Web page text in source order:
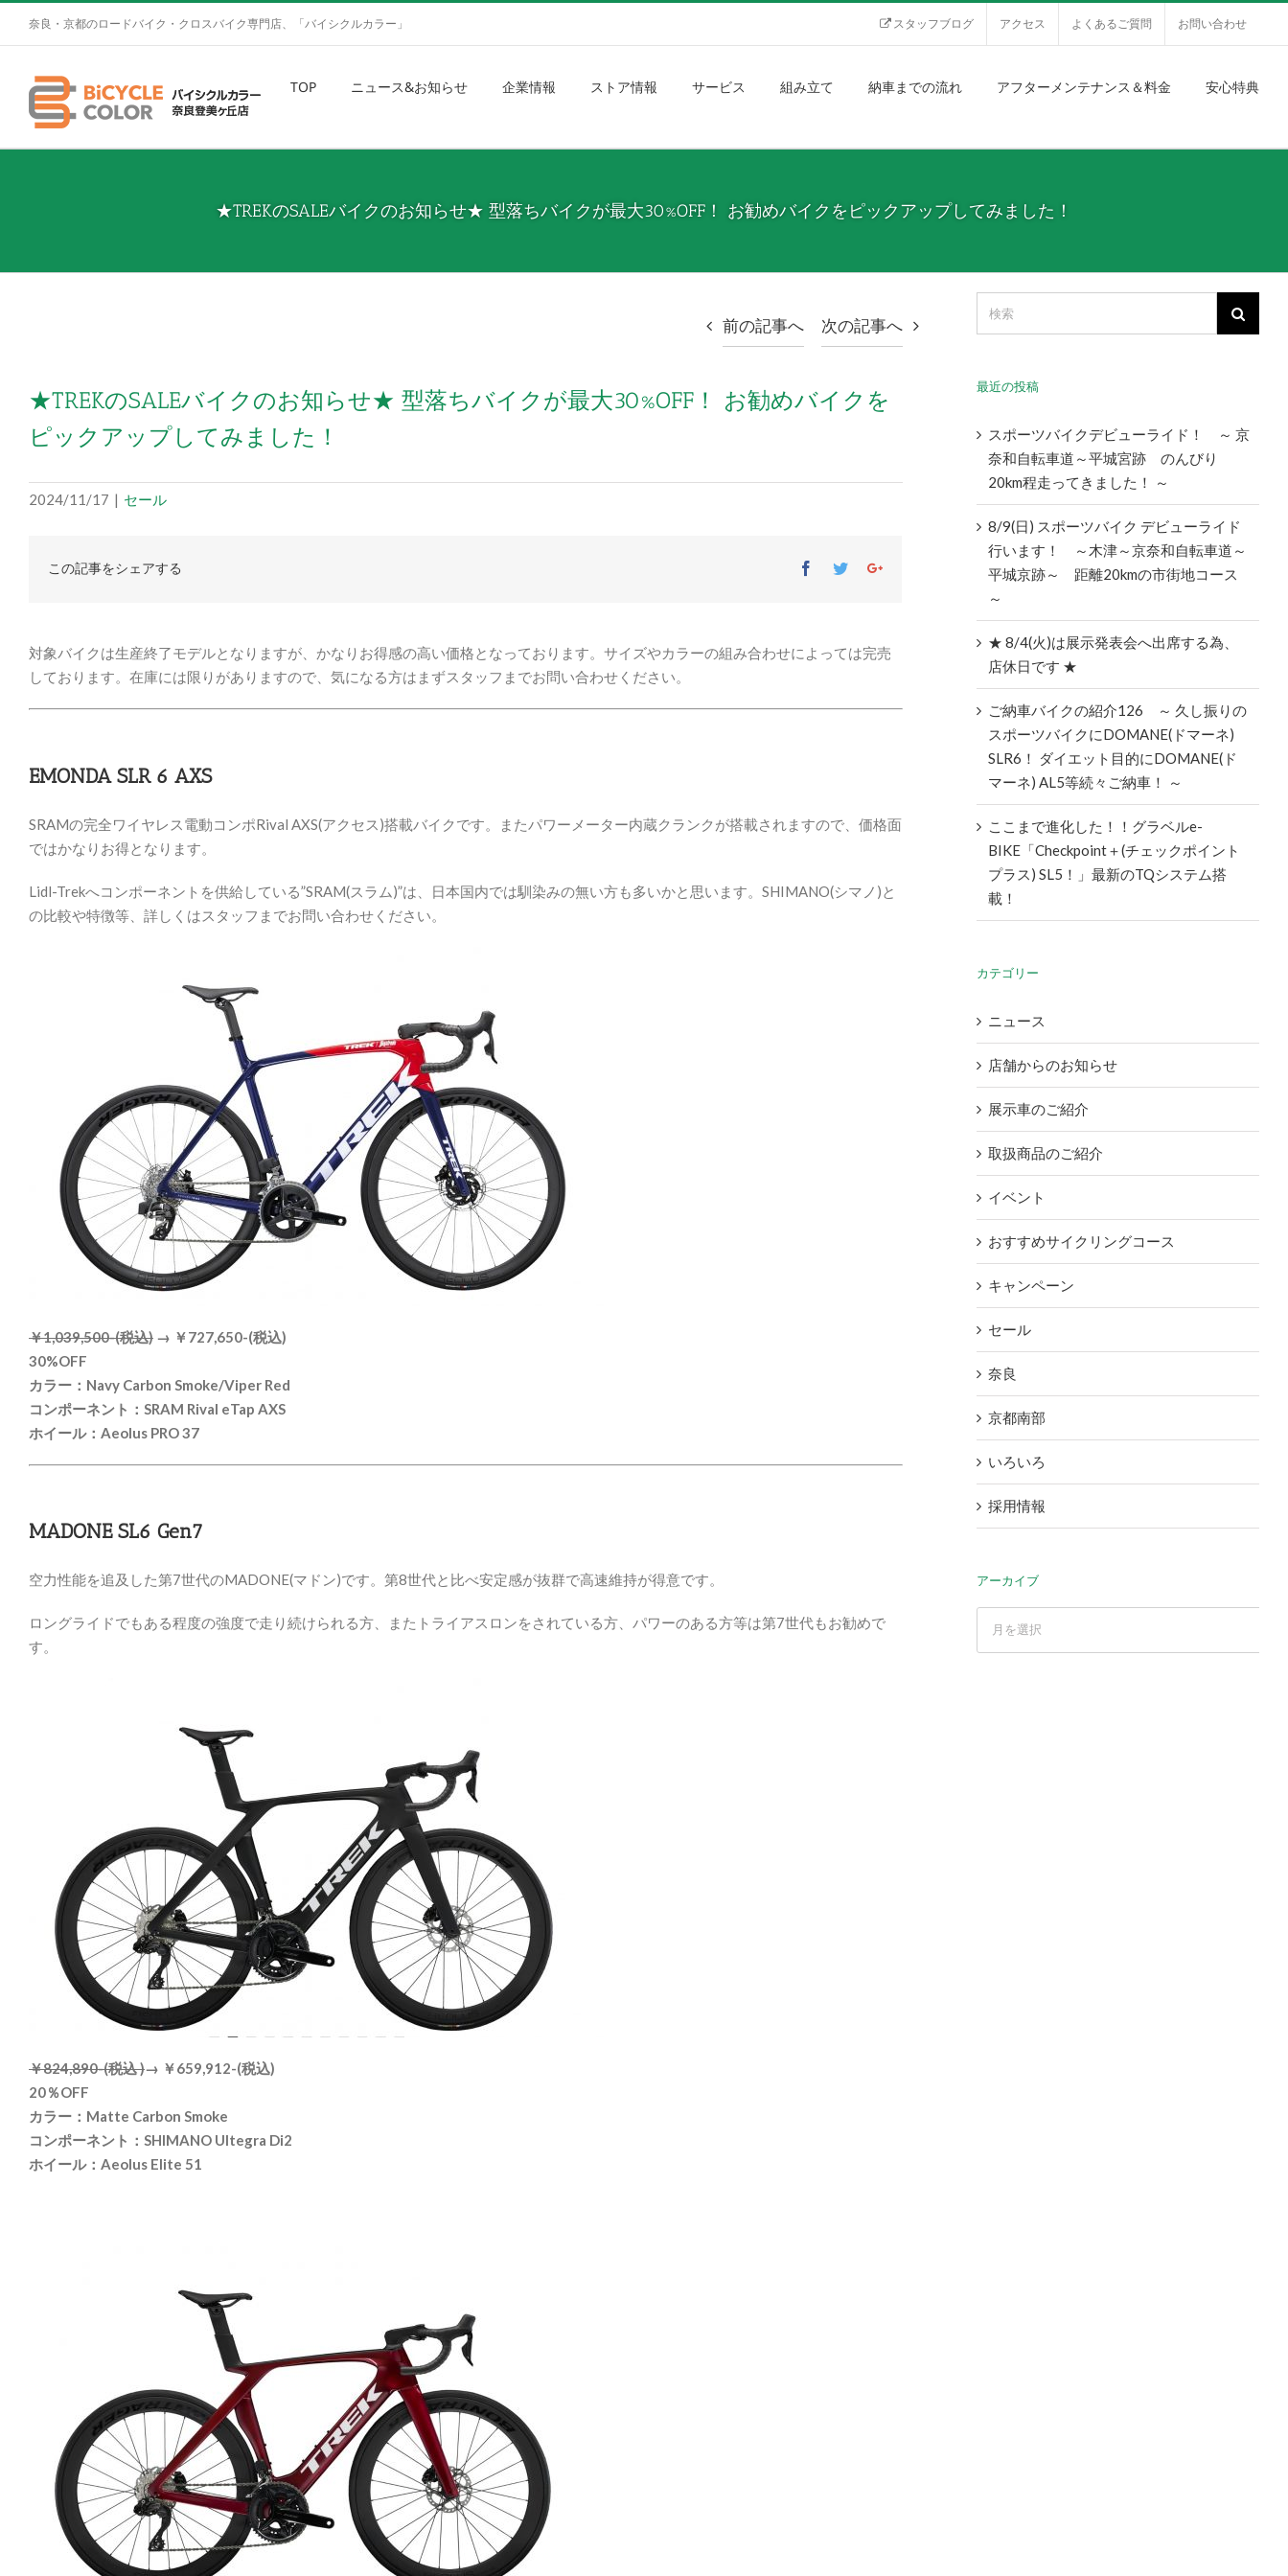
奈良・京都のロードバイク・クロスバイク専門店、「バイシクルカラー」 スタッフブログ アクセス よくあるご質問 お問い合わせ
TOP ニュース&お知らせ 企業情報 ストア情報 サービス 組み立て 納車までの流れ アフターメンテナンス＆料金 安心特典
★TREKのSALEバイクのお知らせ★ 型落ちバイクが最大30%OFF！ お勧めバイクをピックアップしてみました！
前の記事へ 次の記事へ
★TREKのSALEバイクのお知らせ★ 型落ちバイクが最大30%OFF！ お勧めバイクを
ピックアップしてみました！
2024/11/17 | セール
この記事をシェアする Facebook
TwitterGoogle+
対象バイクは生産終了モデルとなりますが、かなりお得感の高い価格となっております。サイズやカラーの組み合わせによっては完売
しております。在庫には限りがありますので、気になる方はまずスタッフまでお問い合わせください。
EMONDA SLR 6 AXS
SRAMの完全ワイヤレス電動コンポRival AXS(アクセス)搭載バイクです。またパワーメーター内蔵クランクが搭載されますので、価格面
ではかなりお得となります。
Lidl-Trekへコンポーネントを供給している”SRAM(スラム)”は、日本国内では馴染みの無い方も多いかと思います。SHIMANO(シマノ)と
の比較や特徴等、詳しくはスタッフまでお問い合わせください。
￥1,039,500-(税込) → ￥727,650-(税込)
30%OFF
カラー：Navy Carbon Smoke/Viper Red
コンポーネント：SRAM Rival eTap AXS
ホイール：Aeolus PRO 37
MADONE SL6 Gen7
空力性能を追及した第7世代のMADONE(マドン)です。第8世代と比べ安定感が抜群で高速維持が得意です。
ロングライドでもある程度の強度で走り続けられる方、またトライアスロンをされている方、パワーのある方等は第7世代もお勧めで
す。
￥824,890-(税込 )→ ￥659,912-(税込)
20％OFF
カラー：Matte Carbon Smoke
コンポーネント：SHIMANO Ultegra Di2
ホイール：Aeolus Elite 51
最近の投稿
スポーツバイクデビューライド！ ～ 京
奈和自転車道～平城宮跡 のんびり
20km程走ってきました！ ～
8/9(日) スポーツバイク デビューライド
行います！ ～木津～京奈和自転車道～
平城京跡～ 距離20kmの市街地コース
～
★ 8/4(火)は展示発表会へ出席する為、
店休日です ★
ご納車バイクの紹介126 ～ 久し振りの
スポーツバイクにDOMANE(ドマーネ)
SLR6！ ダイエット目的にDOMANE(ド
マーネ) AL5等続々ご納車！ ～
ここまで進化した！！グラベルe-
BIKE「Checkpoint＋(チェックポイント
プラス) SL5！」最新のTQシステム搭
載！
カテゴリー
ニュース
店舗からのお知らせ
展示車のご紹介
取扱商品のご紹介
イベント
おすすめサイクリングコース
キャンペーン
セール
奈良
京都南部
いろいろ
採用情報
アーカイブ